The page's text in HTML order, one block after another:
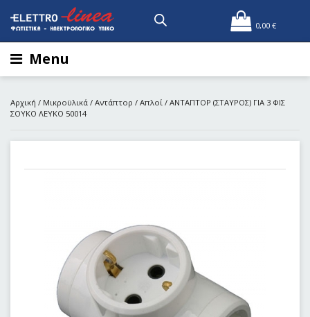
0,00 €
Menu
Αρχική / Μικροϋλικά / Αντάπτορ / Απλοί / ΑΝΤΑΠΤΟΡ (ΣΤΑΥΡΟΣ) ΓΙΑ 3 ΦΙΣ
ΣΟΥΚΟ ΛΕΥΚΟ 50014